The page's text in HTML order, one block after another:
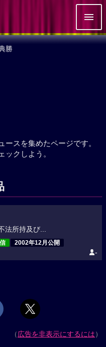
勝
スを集めたページです。
ックしよう。
法所持及び...
2002年12月公開
-
（広告を非表示にするには）